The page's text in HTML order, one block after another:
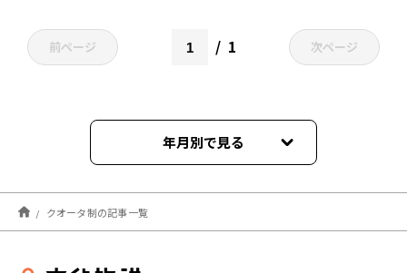
前ページ 1 次ページ
年月別で見る
2025年02月
2024年10月
クオータ制の記事一覧